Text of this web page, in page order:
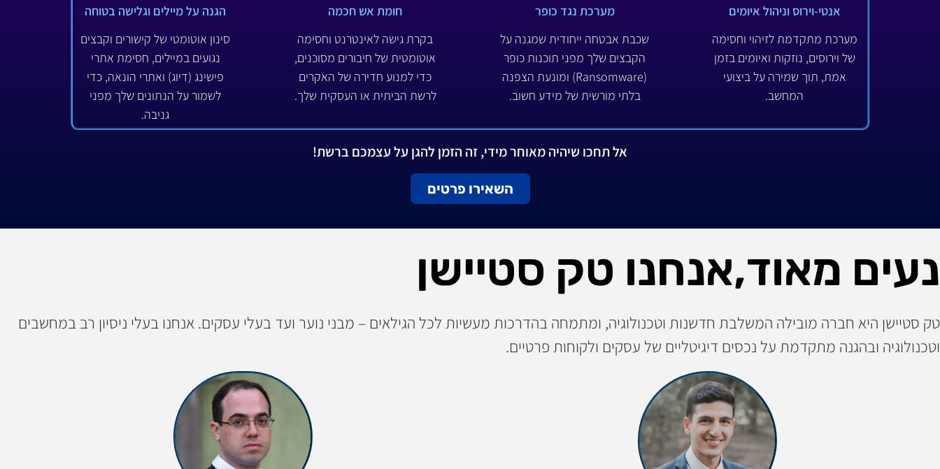
אנטי-וירוס וניהול איומים
מערכת מתקדמת לזיהוי וחסימה
של וירוסים, נוזקות ואיומים בזמן
אמת, תוך שמירה על ביצועי
המחשב.
מערכת נגד כופר
שכבת אבטחה ייחודית שמגנה על
הקבצים שלך מפני תוכנות כופר
(Ransomware) ומונעת הצפנה
בלתי מורשית של מידע חשוב.
חומת אש חכמה
בקרת גישה לאינטרנט וחסימה
אוטומטית של חיבורים מסוכנים,
כדי למנוע חדירה של האקרים
לרשת הביתית או העסקית שלך.
הגנה על מיילים וגלישה בטוחה
סינון אוטומטי של קישורים וקבצים
נגועים במיילים, חסימת אתרי
פישינג (דיוג) ואתרי הונאה, כדי
לשמור על הנתונים שלך מפני
גניבה.
אל תחכו שיהיה מאוחר מידי, זה הזמן להגן על עצמכם ברשת!
השאירו פרטים
נעים מאוד,אנחנו טק סטיישן
טק סטיישן היא חברה מובילה המשלבת חדשנות וטכנולוגיה, ומתמחה בהדרכות מעשיות לכל הגילאים – מבני נוער ועד בעלי עסקים. אנחנו בעלי ניסיון רב במחשבים
וטכנולוגיה ובהגנה מתקדמת על נכסים דיגיטליים של עסקים ולקוחות פרטיים.